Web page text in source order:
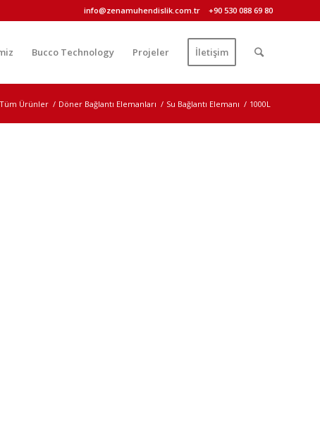
info@zenamuhendislik.com.tr +90 530 088 69 80
Bucco Technology Projeler İletişim
Tüm Ürünler / Döner Bağlantı Elemanları / Su Bağlantı Elemanı / 1000L